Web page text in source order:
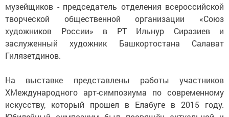
музейщиков - председатель отделения всероссийской
творческой общественной организации «Союз
художников России» в РТ Ильнур Сиразиев и
заслуженный художник Башкортостана Салават
Гилязетдинов.
На выставке представлены работы участников
XМеждународного арт-симпозиума по современному
искусству, который прошел в Елабуге в 2015 году.